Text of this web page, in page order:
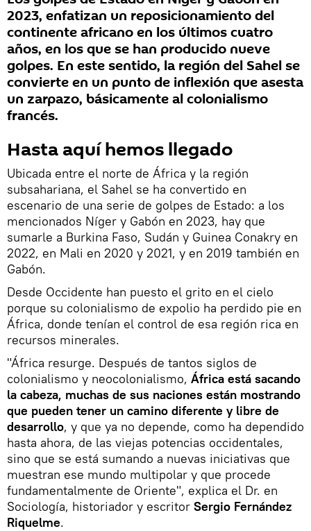
2023, enfatizan un reposicionamiento del
continente africano en los últimos cuatro
años, en los que se han producido nueve
golpes. En este sentido, la región del Sahel se
convierte en un punto de inflexión que asesta
un zarpazo, básicamente al colonialismo
francés.
Hasta aquí hemos llegado
Ubicada entre el norte de África y la región
subsahariana, el Sahel se ha convertido en
escenario de una serie de golpes de Estado: a los
mencionados Níger y Gabón en 2023, hay que
sumarle a Burkina Faso, Sudán y Guinea Conakry en
2022, en Mali en 2020 y 2021, y en 2019 también en
Gabón.
Desde Occidente han puesto el grito en el cielo
porque su colonialismo de expolio ha perdido pie en
África, donde tenían el control de esa región rica en
recursos minerales.
"África resurge. Después de tantos siglos de
colonialismo y neocolonialismo, África está sacando
la cabeza, muchas de sus naciones están mostrando
que pueden tener un camino diferente y libre de
desarrollo, y que ya no depende, como ha dependido
hasta ahora, de las viejas potencias occidentales,
sino que se está sumando a nuevas iniciativas que
muestran ese mundo multipolar y que procede
fundamentalmente de Oriente", explica el Dr. en
Sociología, historiador y escritor Sergio Fernández
Riquelme.